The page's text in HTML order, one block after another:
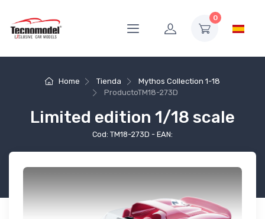
0
Home Tienda
Mythos Collection 1-18
ProductoTM18-273D
Limited edition 1/18 scale
Cod: TM18-273D - EAN: